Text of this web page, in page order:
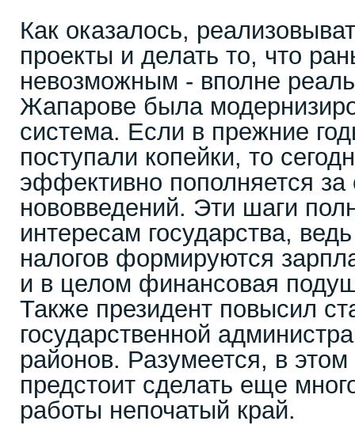
Как оказалось,
проекты и делать то, что
невозможным - вполне
Жапарове была
система. Если в прежние
поступали копейки, то
эффективно пополняется
нововведений. Эти шаги
интересам государства,
налогов формируются
и в целом финансовая
Также президент повысил
государственной
районов. Разумеется, в
предстоит сделать еще
работы непочатый край.